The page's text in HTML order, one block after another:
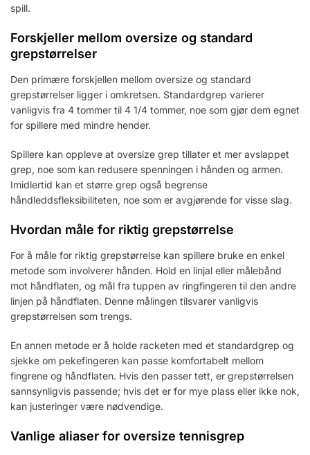
spill.
Forskjeller mellom oversize og standard
grepstørrelser
Den primære forskjellen mellom oversize og standard
grepstørrelser ligger i omkretsen. Standardgrep varierer
vanligvis fra 4 tommer til 4 1/4 tommer, noe som gjør dem egnet
for spillere med mindre hender.
Spillere kan oppleve at oversize grep tillater et mer avslappet
grep, noe som kan redusere spenningen i hånden og armen.
Imidlertid kan et større grep også begrense
håndleddsfleksibiliteten, noe som er avgjørende for visse slag.
Hvordan måle for riktig grepstørrelse
For å måle for riktig grepstørrelse kan spillere bruke en enkel
metode som involverer hånden. Hold en linjal eller målebånd
mot håndflaten, og mål fra tuppen av ringfingeren til den andre
linjen på håndflaten. Denne målingen tilsvarer vanligvis
grepstørrelsen som trengs.
En annen metode er å holde racketen med et standardgrep og
sjekke om pekefingeren kan passe komfortabelt mellom
fingrene og håndflaten. Hvis den passer tett, er grepstørrelsen
sannsynligvis passende; hvis det er for mye plass eller ikke nok,
kan justeringer være nødvendige.
Vanlige aliaser for oversize tennisgrep